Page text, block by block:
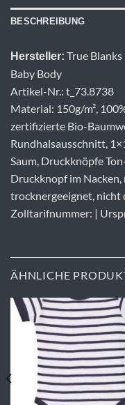
BESCHREIBUNG
Hersteller: True Blanks
Baby Body
Artikel-Nr.: t_73.8738
Material: 150g/m²,
zertifizierte Bio-
Rundhalsausschnitt,
Saum, Druckknöpfe
Druckknopf im
trocknergeeignet, nicht
Zolltarifnummer: |
ÄHNLICHE